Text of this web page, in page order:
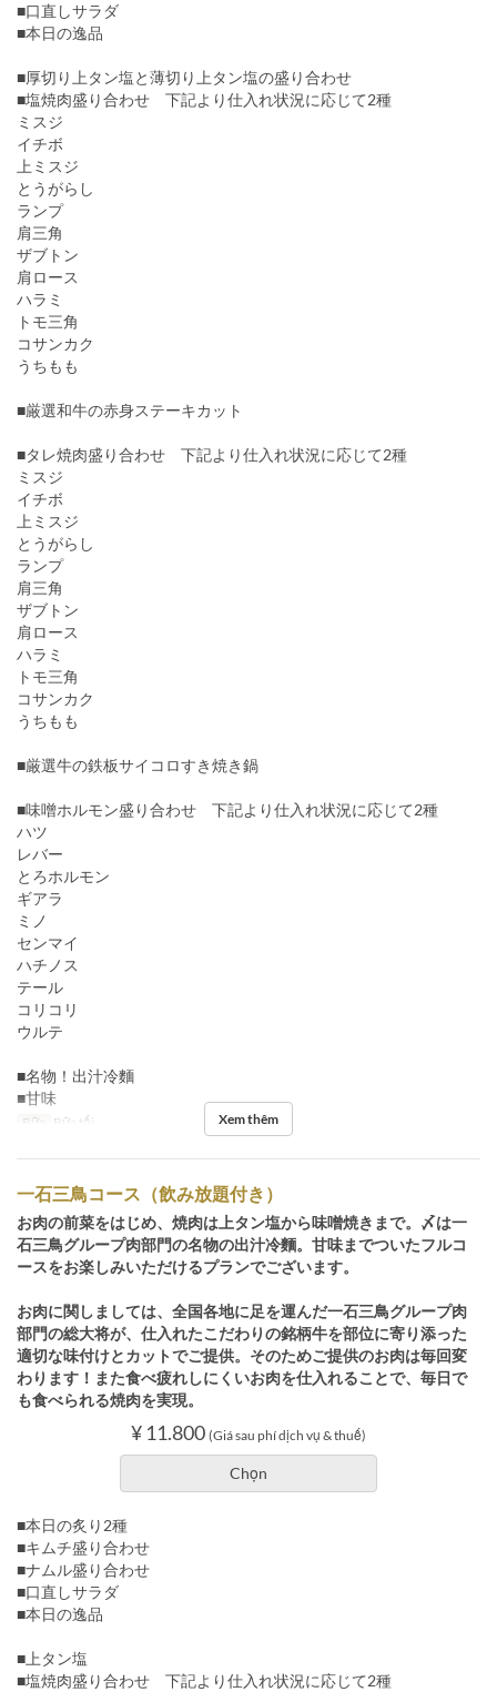
■口直しサラダ
■本日の逸品
■厚切り上タン塩と薄切り上タン塩の盛り合わせ
■塩焼肉盛り合わせ 下記より仕入れ状況に応じて2種
ミスジ
イチボ
上ミスジ
とうがらし
ランプ
肩三角
ザブトン
肩ロース
ハラミ
トモ三角
コサンカク
うちもも
■厳選和牛の赤身ステーキカット
■タレ焼肉盛り合わせ 下記より仕入れ状況に応じて2種
ミスジ
イチボ
上ミスジ
とうがらし
ランプ
肩三角
ザブトン
肩ロース
ハラミ
トモ三角
コサンカク
うちもも
■厳選牛の鉄板サイコロすき焼き鍋
■味噌ホルモン盛り合わせ 下記より仕入れ状況に応じて2種
ハツ
レバー
とろホルモン
ギアラ
ミノ
センマイ
ハチノス
テール
コリコリ
ウルテ
■名物！出汁冷麵
■甘味
Bữa Bữa tối Xem thêm
一石三鳥コース（飲み放題付き）
お肉の前菜をはじめ、焼肉は上タン塩から味噌焼きまで。〆は一
石三鳥グループ肉部門の名物の出汁冷麵。甘味までついたフルコ
ースをお楽しみいただけるプランでございます。
お肉に関しましては、全国各地に足を運んだ一石三鳥グループ肉
部門の総大将が、仕入れたこだわりの銘柄牛を部位に寄り添った
適切な味付けとカットでご提供。そのためご提供のお肉は毎回変
わります！また食べ疲れしにくいお肉を仕入れることで、毎日で
も食べられる焼肉を実現。
¥ 11.800 (Giá sau phí dịch vụ & thuế)
Chọn
■本日の炙り2種
■キムチ盛り合わせ
■ナムル盛り合わせ
■口直しサラダ
■本日の逸品
■上タン塩
■塩焼肉盛り合わせ 下記より仕入れ状況に応じて2種